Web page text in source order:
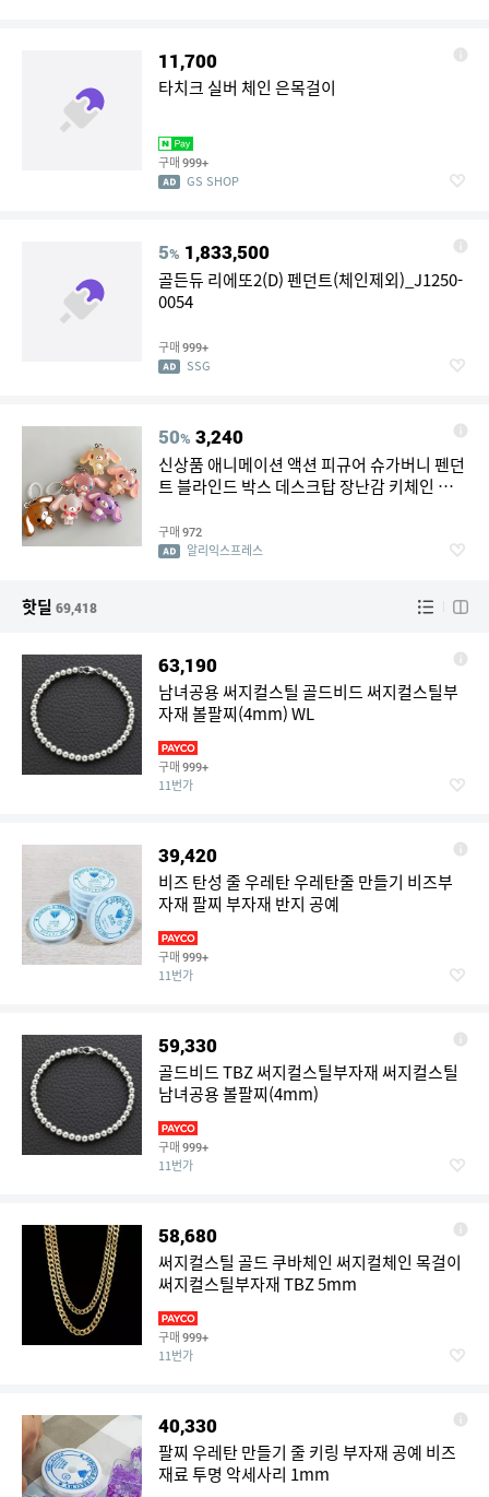
11,700
타치크 실버 체인 은목걸이
구매 999+
GS SHOP
5% 1,833,500
골든듀 리에또2(D) 펜던트(체인제외)_J1250-
0054
구매 999+
SSG
50% 3,240
신상품 애니메이션 액션 피규어 슈가버니 펜던
트 블라인드 박스 데스크탑 장난감 키체인 여
구매 972
알리익스프레스
핫딜 69,418
63,190
남녀공용 써지컬스틸 골드비드 써지컬스틸부
자재 볼팔찌(4mm) WL
구매 999+
11번가
39,420
비즈 탄성 줄 우레탄 우레탄줄 만들기 비즈부
자재 팔찌 부자재 반지 공예
구매 999+
11번가
59,330
골드비드 TBZ 써지컬스틸부자재 써지컬스틸
남녀공용 볼팔찌(4mm)
구매 999+
11번가
58,680
써지컬스틸 골드 쿠바체인 써지컬체인 목걸이
써지컬스틸부자재 TBZ 5mm
구매 999+
11번가
40,330
팔찌 우레탄 만들기 줄 키링 부자재 공예 비즈
재료 투명 악세사리 1mm